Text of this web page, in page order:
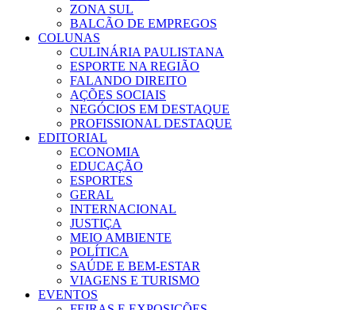
ZONA SUL
BALCÃO DE EMPREGOS
COLUNAS
CULINÁRIA PAULISTANA
ESPORTE NA REGIÃO
FALANDO DIREITO
AÇÕES SOCIAIS
NEGÓCIOS EM DESTAQUE
PROFISSIONAL DESTAQUE
EDITORIAL
ECONOMIA
EDUCAÇÃO
ESPORTES
GERAL
INTERNACIONAL
JUSTIÇA
MEIO AMBIENTE
POLÍTICA
SAÚDE E BEM-ESTAR
VIAGENS E TURISMO
EVENTOS